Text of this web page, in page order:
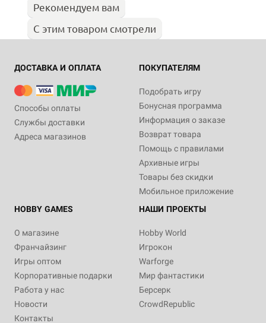
Рекомендуем вам
С этим товаром смотрели
ДОСТАВКА И ОПЛАТА
Способы оплаты
Службы доставки
Адреса магазинов
ПОКУПАТЕЛЯМ
Подобрать игру
Бонусная программа
Информация о заказе
Возврат товара
Помощь с правилами
Архивные игры
Товары без скидки
Мобильное приложение
HOBBY GAMES
О магазине
Франчайзинг
Игры оптом
Корпоративные подарки
Работа у нас
Новости
Контакты
НАШИ ПРОЕКТЫ
Hobby World
Игрокон
Warforge
Мир фантастики
Берсерк
CrowdRepublic